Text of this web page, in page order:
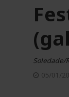
Soledade/
05/01/